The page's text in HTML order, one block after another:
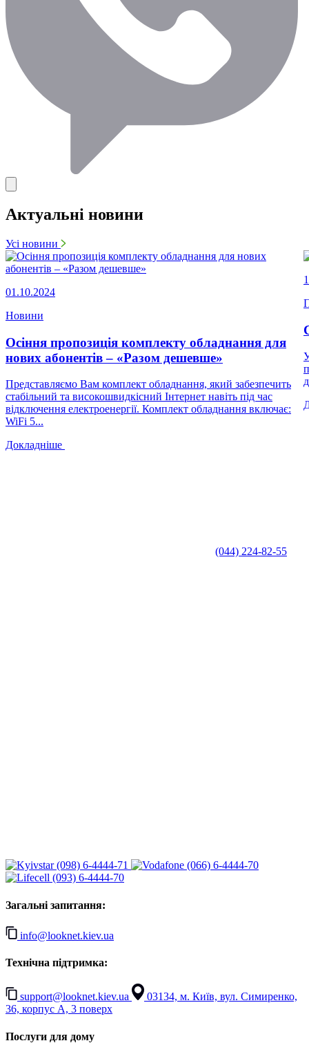
Актуальні новини
Усі новини
01.10.2024
Новини
Осіння пропозиція комплекту обладнання для
нових абонентів – «Разом дешевше»
Представляємо Вам комплект обладнання, який забезпечить
стабільний та високошвидкісний Інтернет навіть під час
відключення електроенергії. Комплект обладнання включає:
WiFi 5...
Докладніше
(044) 224-82-55
(098) 6-4444-71
(066) 6-4444-70
(093) 6-4444-70
Загальні запитання:
info@looknet.kiev.ua
Технічна підтримка:
support@looknet.kiev.ua
03134, м. Київ, вул. Симиренко,
36, корпус А, 3 поверх
Послуги для дому